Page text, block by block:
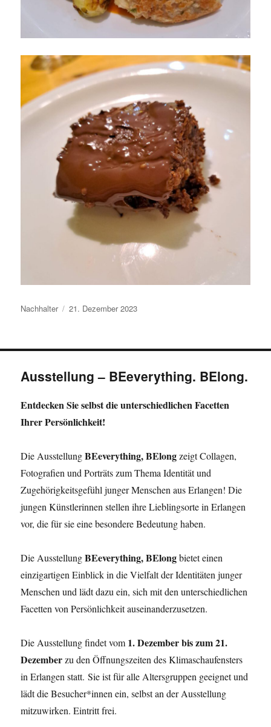
Autor
Nachhalter
Veröffentlicht
21. Dezember 2023
Ausstellung – BEeverything. BElong.
Entdecken Sie selbst die unterschiedlichen Facetten
Ihrer Persönlichkeit!
Die AusstellungBEeverything, BElongzeigt Collagen,
Fotografien und Porträts zum Thema Identität und
Zugehörigkeitsgefühl junger Menschen aus Erlangen! Die
jungen Künstlerinnen stellen ihre Lieblingsorte in Erlangen
vor, die für sie eine besondere Bedeutung haben.
Die AusstellungBEeverything, BElongbietet einen
einzigartigen Einblick in die Vielfalt der Identitäten junger
Menschen und lädt dazu ein, sich mit den unterschiedlichen
Facetten von Persönlichkeit auseinanderzusetzen.
Die Ausstellung findet vom 1. Dezember bis zum 21.
Dezemberzu den Öffnungszeiten des Klimaschaufensters
in Erlangen statt. Sie ist für alle Altersgruppen geeignet und
lädt die Besucher*innen ein, selbst an der Ausstellung
mitzuwirken. Eintritt frei.